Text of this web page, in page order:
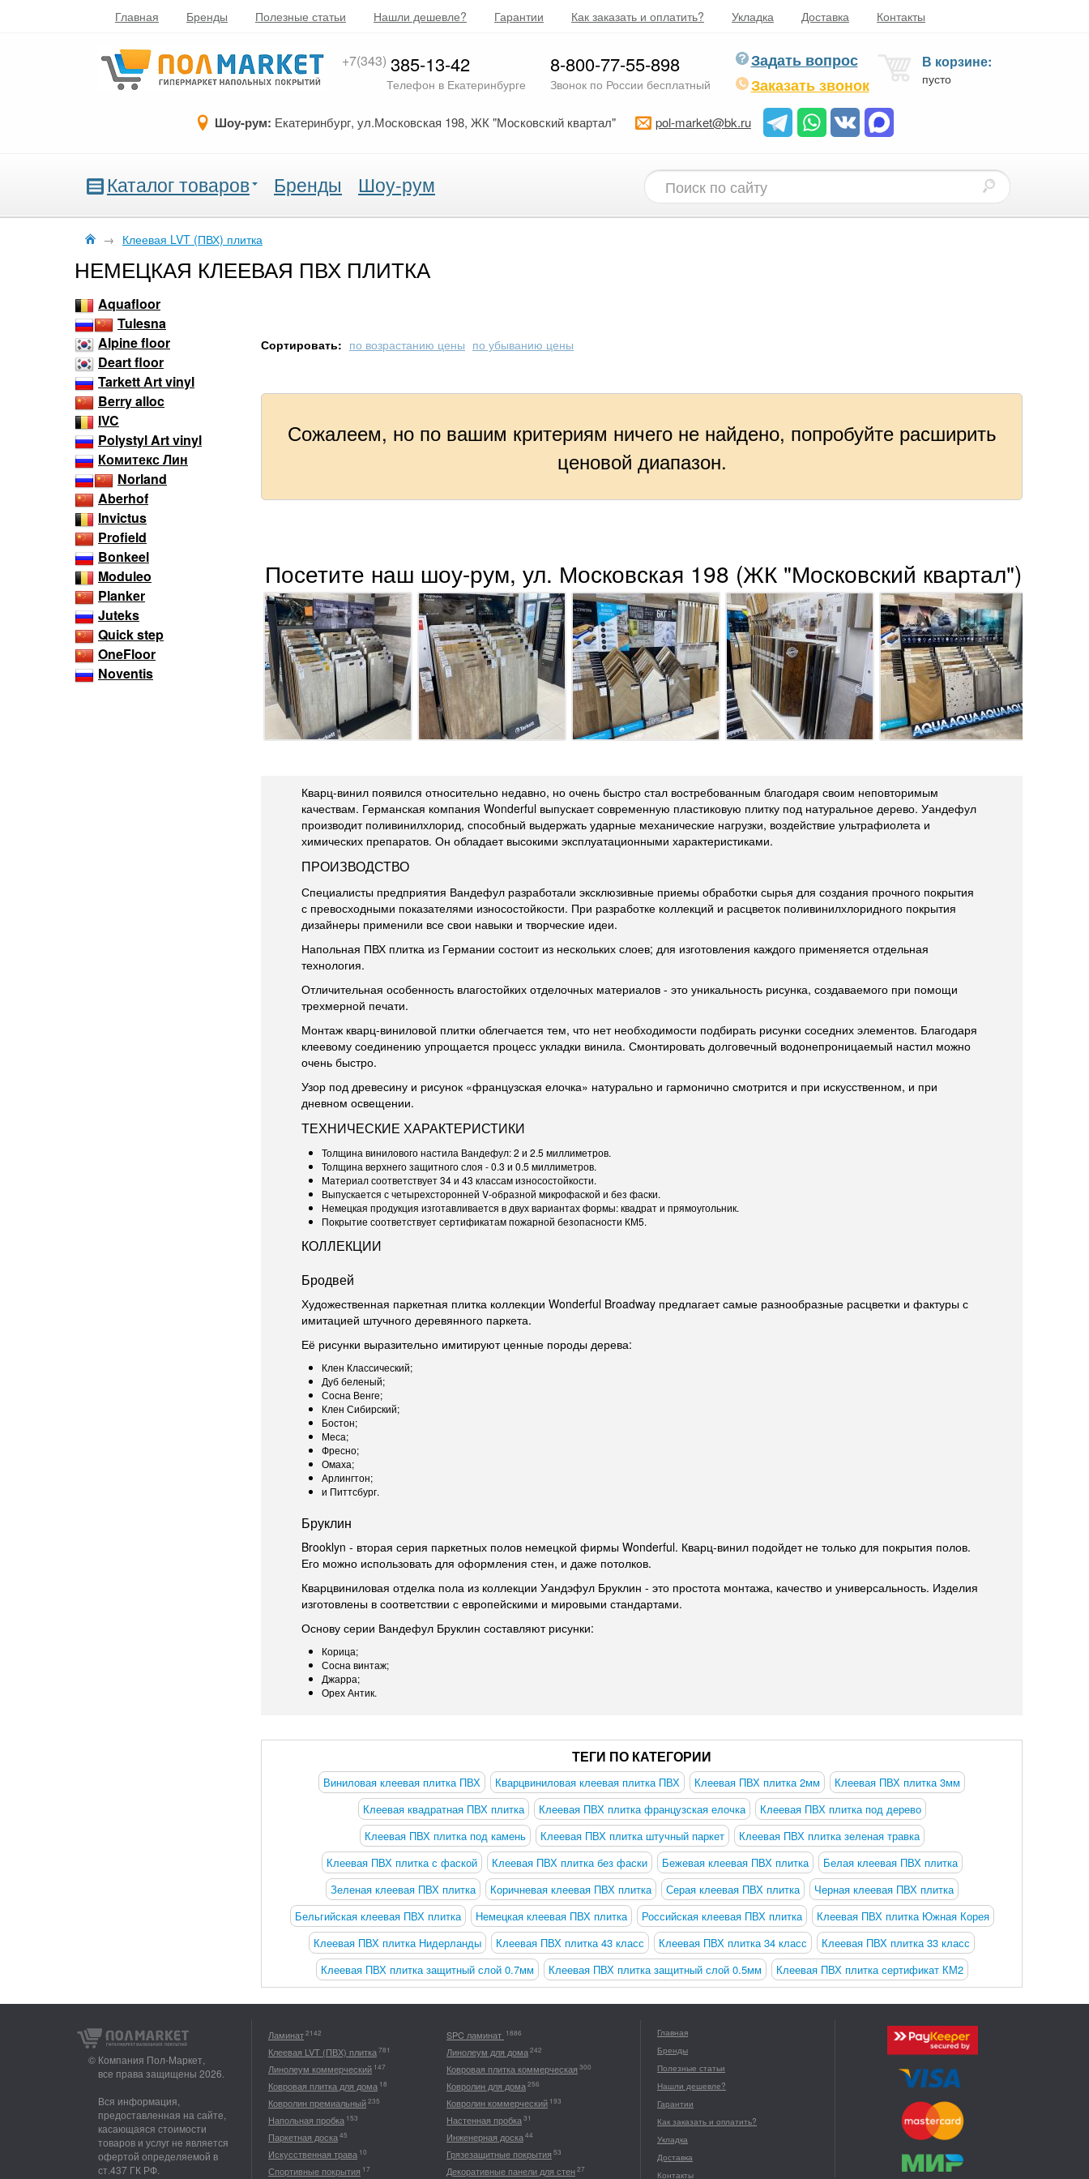
Главная Бренды Полезные статьи Нашли дешевле? Гарантии Как заказать и оплатить? Укладка Доставка Контакты
+7(343) 385-13-42
Телефон в Екатеринбурге
8-800-77-55-898
Звонок по России бесплатный
Задать вопрос
Заказать звонок
В корзине:
пусто
Шоу-рум: Екатеринбург, ул.Московская 198, ЖК "Московский квартал" pol-market@bk.ru
Каталог товаров Бренды Шоу-рум
→ Клеевая LVT (ПВХ) плитка
НЕМЕЦКАЯ КЛЕЕВАЯ ПВХ ПЛИТКА
Aquafloor
Tulesna
Alpine floor
Deart floor
Tarkett Аrt vinyl
Berry alloc
IVC
Polystyl Art vinyl
Комитекс Лин
Norland
Aberhof
Invictus
Profield
Bonkeel
Moduleo
Planker
Juteks
Quick step
OneFloor
Noventis
Сортировать: по возрастанию цены по убыванию цены
Сожалеем, но по вашим критериям ничего не найдено, попробуйте расширить
ценовой диапазон.
Посетите наш шоу-рум, ул. Московская 198 (ЖК "Московский квартал")
Кварц-винил появился относительно недавно, но очень быстро стал востребованным благодаря своим неповторимым
качествам. Германская компания Wonderful выпускает современную пластиковую плитку под натуральное дерево. Уандефул
производит поливинилхлорид, способный выдержать ударные механические нагрузки, воздействие ультрафиолета и
химических препаратов. Он обладает высокими эксплуатационными характеристиками.
ПРОИЗВОДСТВО
Специалисты предприятия Вандефул разработали эксклюзивные приемы обработки сырья для создания прочного покрытия
с превосходными показателями износостойкости. При разработке коллекций и расцветок поливинилхлоридного покрытия
дизайнеры применили все свои навыки и творческие идеи.
Напольная ПВХ плитка из Германии состоит из нескольких слоев; для изготовления каждого применяется отдельная
технология.
Отличительная особенность влагостойких отделочных материалов - это уникальность рисунка, создаваемого при помощи
трехмерной печати.
Монтаж кварц-виниловой плитки облегчается тем, что нет необходимости подбирать рисунки соседних элементов. Благодаря
клеевому соединению упрощается процесс укладки винила. Смонтировать долговечный водонепроницаемый настил можно
очень быстро.
Узор под древесину и рисунок «французская елочка» натурально и гармонично смотрится и при искусственном, и при
дневном освещении.
ТЕХНИЧЕСКИЕ ХАРАКТЕРИСТИКИ
Толщина винилового настила Вандефул: 2 и 2.5 миллиметров.
Толщина верхнего защитного слоя - 0.3 и 0.5 миллиметров.
Материал соответствует 34 и 43 классам износостойкости.
Выпускается с четырехсторонней V-образной микрофаской и без фаски.
Немецкая продукция изготавливается в двух вариантах формы: квадрат и прямоугольник.
Покрытие соответствует сертификатам пожарной безопасности КМ5.
КОЛЛЕКЦИИ
Бродвей
Художественная паркетная плитка коллекции Wonderful Broadway предлагает самые разнообразные расцветки и фактуры с
имитацией штучного деревянного паркета.
Её рисунки выразительно имитируют ценные породы дерева:
Клен Классический;
Дуб беленый;
Сосна Венге;
Клен Сибирский;
Бостон;
Меса;
Фресно;
Омаха;
Арлингтон;
и Питтсбург.
Бруклин
Brooklyn - вторая серия паркетных полов немецкой фирмы Wonderful. Кварц-винил подойдет не только для покрытия полов.
Его можно использовать для оформления стен, и даже потолков.
Кварцвиниловая отделка пола из коллекции Уандэфул Бруклин - это простота монтажа, качество и универсальность. Изделия
изготовлены в соответствии с европейскими и мировыми стандартами.
Основу серии Вандефул Бруклин составляют рисунки:
Корица;
Сосна винтаж;
Джарра;
Орех Антик.
ТЕГИ ПО КАТЕГОРИИ
Виниловая клеевая плитка ПВХ Кварцвиниловая клеевая плитка ПВХ Клеевая ПВХ плитка 2мм
Клеевая ПВХ плитка 3мм
Клеевая квадратная ПВХ плитка
Клеевая ПВХ плитка французская елочка
Клеевая ПВХ плитка под дерево
Клеевая ПВХ плитка под камень
Клеевая ПВХ плитка штучный паркет
Клеевая ПВХ плитка зеленая травка
Клеевая ПВХ плитка с фаской
Клеевая ПВХ плитка без фаски Бежевая клеевая ПВХ плитка
Белая клеевая ПВХ плитка
Зеленая клеевая ПВХ плитка
Коричневая клеевая ПВХ плитка Серая клеевая ПВХ плитка
Черная клеевая ПВХ плитка
Бельгийская клеевая ПВХ плитка
Немецкая клеевая ПВХ плитка Российская клеевая ПВХ плитка
Клеевая ПВХ плитка Южная Корея
Клеевая ПВХ плитка Нидерланды
Клеевая ПВХ плитка 43 класс Клеевая ПВХ плитка 34 класс
Клеевая ПВХ плитка 33 класс
Клеевая ПВХ плитка защитный слой 0.7мм
Клеевая ПВХ плитка защитный слой 0.5мм Клеевая ПВХ плитка сертификат КМ2
© Компания Пол-Маркет,
все права защищены 2026.
Вся информация,
предоставленная на сайте,
касающаяся стоимости
товаров и услуг не является
офертой определяемой в
ст.437 ГК РФ.
Ламинат2142 SPC ламинат 1886
Клеевая LVT (ПВХ) плитка781 Линолеум для дома242
Линолеум коммерческий 147 Ковровая плитка коммерческая 300
Ковровая плитка для дома 18 Ковролин для дома256
Ковролин премиальный235 Ковролин коммерческий 193
Напольная пробка 153 Настенная пробка31
Паркетная доска45 Инженерная доска44
Искусственная трава 10 Грязезащитные покрытия 53
Спортивные покрытия 17 Декоративные панели для стен27
Главная
Бренды
Полезные статьи
Нашли дешевле?
Гарантии
Как заказать и оплатить?
Укладка
Доставка
Контакты